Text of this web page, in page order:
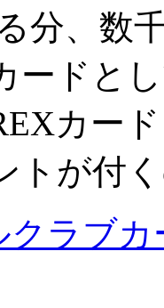
分、数
ードと
カー
トが付
クラブ